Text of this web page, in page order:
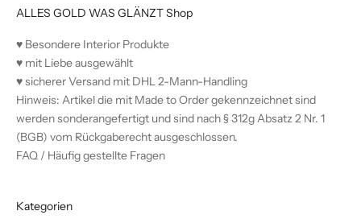
ALLES GOLD WAS GLÄNZT Shop
♥︎ Besondere Interior Produkte
♥︎ mit Liebe ausgewählt
♥︎ sicherer Versand mit DHL 2-Mann-Handling
Hinweis: Artikel die mit Made to Order gekennzeichnet sind
werden sonderangefertigt und sind nach § 312g Absatz 2 Nr. 1
(BGB) vom Rückgaberecht ausgeschlossen.
FAQ / Häufig gestellte Fragen
Kategorien